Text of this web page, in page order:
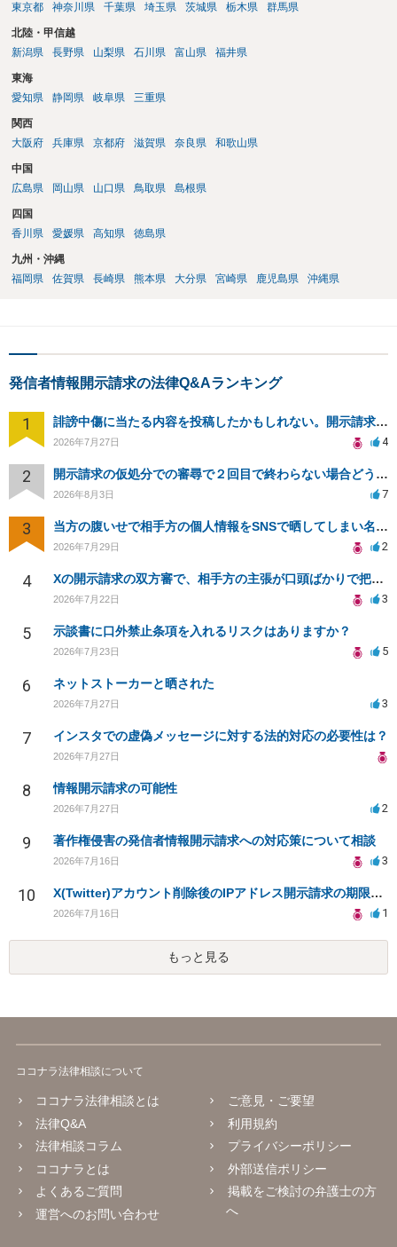
東京都
神奈川県 千葉県 埼玉県 茨城県 栃木県 群馬県
北陸・甲信越
新潟県
長野県 山梨県 石川県 富山県 福井県
東海
愛知県
静岡県 岐阜県 三重県
関西
大阪府
兵庫県 京都府 滋賀県 奈良県 和歌山県
中国
広島県
岡山県 山口県 鳥取県 島根県
四国
香川県
愛媛県 高知県 徳島県
九州・沖縄
福岡県
佐賀県 長崎県 熊本県 大分県 宮崎県 鹿児島県 沖縄県
発信者情報開示請求の法律Q&Aランキング
1 誹謗中傷に当たる内容を投稿したかもしれない。開示請求や民事刑事裁判に発展しうるのか教えて欲しい。
2026年7月27日 4
2 開示請求の仮処分での審尋で２回目で終わらない場合どうしたらいいですか
2026年8月3日 7
3 当方の腹いせで相手方の個人情報をSNSで晒してしまい名誉毀損させてしまったかもしれない
2026年7月29日 2
4 Xの開示請求の双方審で、相手方の主張が口頭ばかりで把握しきれません
2026年7月22日 3
5 示談書に口外禁止条項を入れるリスクはありますか？
2026年7月23日 5
6 ネットストーカーと晒された
2026年7月27日 3
7 インスタでの虚偽メッセージに対する法的対応の必要性は？
2026年7月27日
8 情報開示請求の可能性
2026年7月27日 2
9 著作権侵害の発信者情報開示請求への対応策について相談
2026年7月16日 3
10 X(Twitter)アカウント削除後のIPアドレス開示請求の期限は？
2026年7月16日 1
もっと見る
ココナラ法律相談について
ココナラ法律相談とは
法律Q&A
法律相談コラム
ココナラとは
よくあるご質問
運営へのお問い合わせ
ご意見・ご要望
利用規約
プライバシーポリシー
外部送信ポリシー
掲載をご検討の弁護士の方
へ